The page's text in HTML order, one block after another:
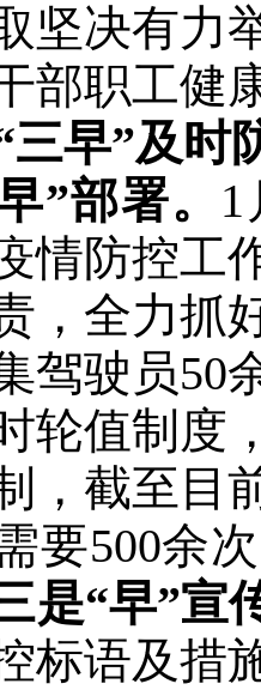
坚决有力
部职工健
三早”及时
”部署。
情防控工
，全力抓
驾驶员50
轮值制度
，截至目
要500余
是“早”宣
标语及措